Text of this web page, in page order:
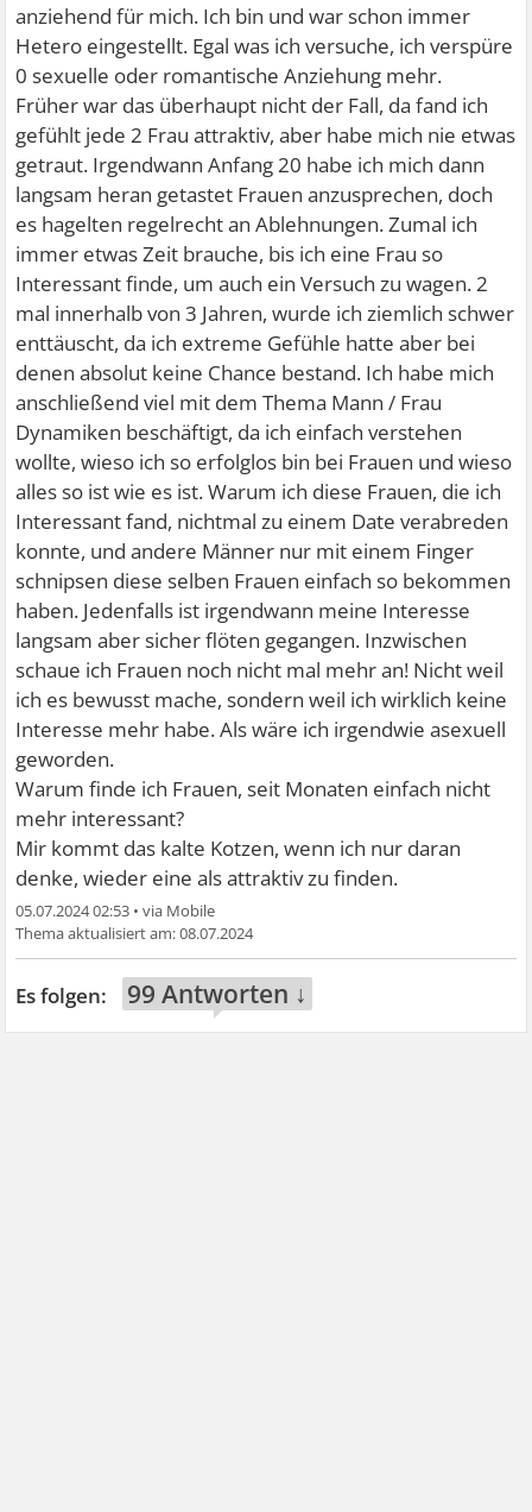
anziehend für mich. Ich bin und war schon immer
Hetero eingestellt. Egal was ich versuche, ich verspüre
0 sexuelle oder romantische Anziehung mehr.
Früher war das überhaupt nicht der Fall, da fand ich
gefühlt jede 2 Frau attraktiv, aber habe mich nie etwas
getraut. Irgendwann Anfang 20 habe ich mich dann
langsam heran getastet Frauen anzusprechen, doch
es hagelten regelrecht an Ablehnungen. Zumal ich
immer etwas Zeit brauche, bis ich eine Frau so
Interessant finde, um auch ein Versuch zu wagen. 2
mal innerhalb von 3 Jahren, wurde ich ziemlich schwer
enttäuscht, da ich extreme Gefühle hatte aber bei
denen absolut keine Chance bestand. Ich habe mich
anschließend viel mit dem Thema Mann / Frau
Dynamiken beschäftigt, da ich einfach verstehen
wollte, wieso ich so erfolglos bin bei Frauen und wieso
alles so ist wie es ist. Warum ich diese Frauen, die ich
Interessant fand, nichtmal zu einem Date verabreden
konnte, und andere Männer nur mit einem Finger
schnipsen diese selben Frauen einfach so bekommen
haben. Jedenfalls ist irgendwann meine Interesse
langsam aber sicher flöten gegangen. Inzwischen
schaue ich Frauen noch nicht mal mehr an! Nicht weil
ich es bewusst mache, sondern weil ich wirklich keine
Interesse mehr habe. Als wäre ich irgendwie asexuell
geworden.
Warum finde ich Frauen, seit Monaten einfach nicht
mehr interessant?
Mir kommt das kalte Kotzen, wenn ich nur daran
denke, wieder eine als attraktiv zu finden.
05.07.2024 02:53 •
08.07.2024
99 Antworten ↓